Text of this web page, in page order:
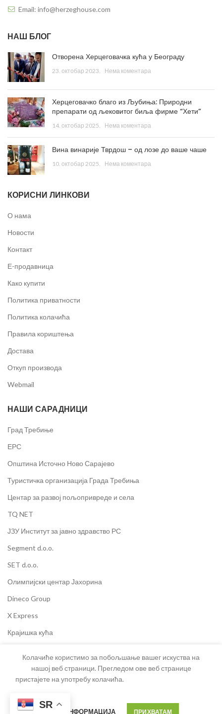
Email: info@herzeghouse.com
НАШ БЛОГ
Отворена Херцеговачка кућа у Београду
23. октобар 2023. Нема коментара
Херцеговачко благо из Љубиња: Природни
препарати од љековитог биља фирме “Хети”
14. октобар 2025. Нема коментара
Вина винарије Тврдош – од лозе до ваше чаше
10. октобар 2025. Нема коментара
КОРИСНИ ЛИНКОВИ
О нама
Новости
Контакт
Е-продавница
Како купити
Политика приватности
Политика колачића
Правила кориштења
Достава
Откуп производа
Webmail
НАШИ САРАДНИЦИ
Град Требиње
ЕРС
Општина Источно Ново Сарајево
Туристичка организација Града Требиња
Центар за развој пољопривреде и села
TQ NET
ЈЗУ Институт за јавно здравство РС
Segment d.o.o.
SET d.o.o.
Олимпијски центар Јахорина
Dineco Group
X Express
Крајишка кућа
Колачиће користимо за побољшање вашег искуства на
нашој веб страници. Прегледом ове веб странице
пристајете на употребу колачића.
ВИШЕ ИНФОРМАЦИЈА ПРИХВАТАМ
SR